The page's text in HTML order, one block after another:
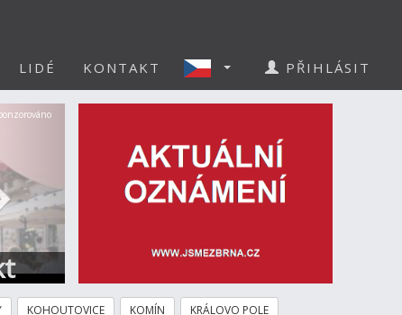
LIDÉ KONTAKT PŘIHLÁSIT
Další
KOHOUTOVICE KOMÍN KRÁLOVO POLE